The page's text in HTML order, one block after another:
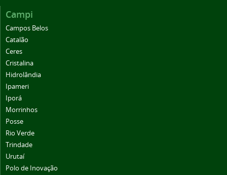
Campi
Campos Belos
Catalão
Ceres
Cristalina
Hidrolândia
Ipameri
Iporá
Morrinhos
Posse
Rio Verde
Trindade
Urutaí
Polo de Inovação